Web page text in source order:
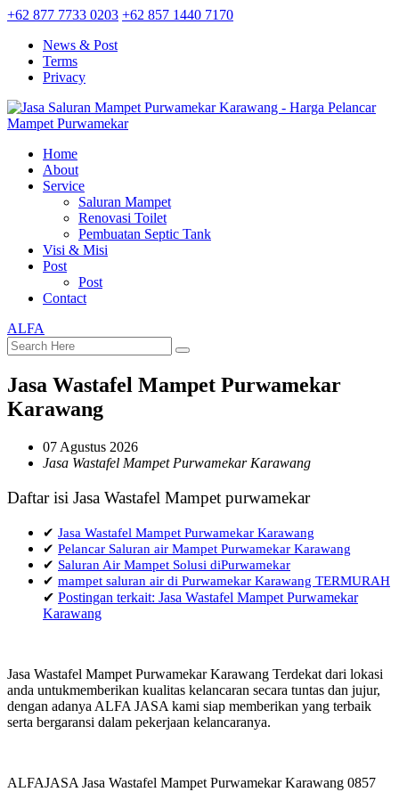
+62 877 7733 0203 +62 857 1440 7170
News & Post
Terms
Privacy
Home
About
Service
Saluran Mampet
Renovasi Toilet
Pembuatan Septic Tank
Visi & Misi
Post
Post
Contact
ALFA
Jasa Wastafel Mampet Purwamekar
Karawang
07 Agustus 2026
Jasa Wastafel Mampet Purwamekar Karawang
Daftar isi Jasa Wastafel Mampet purwamekar
✔ Jasa Wastafel Mampet Purwamekar Karawang
✔ Pelancar Saluran air Mampet Purwamekar Karawang
✔ Saluran Air Mampet Solusi diPurwamekar
✔ mampet saluran air di Purwamekar Karawang TERMURAH
✔ Postingan terkait: Jasa Wastafel Mampet Purwamekar
Karawang
Jasa Wastafel Mampet Purwamekar Karawang Terdekat dari lokasi
anda untukmemberikan kualitas kelancaran secara tuntas dan jujur,
dengan adanya ALFA JASA kami siap memberikan yang terbaik
serta bergaransi dalam pekerjaan kelancaranya.
ALFAJASA Jasa Wastafel Mampet Purwamekar Karawang 0857